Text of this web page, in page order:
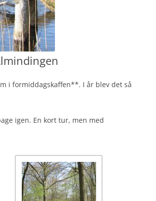
i formiddagskaffen**. I år blev det så
igen. En kort tur, men med